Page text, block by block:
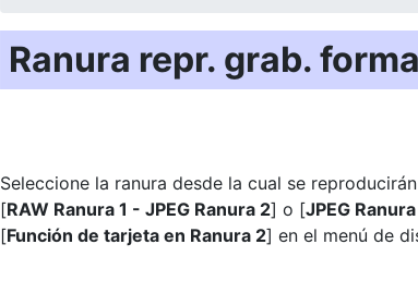
Ranura repr. grab.
Seleccione la ranura desde la cual se
[RAW Ranura 1 - JPEG Ranura 2] o [JPEG
[Función de tarjeta en Ranura 2] en el menú de